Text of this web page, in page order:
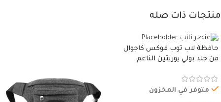
منتجات ذات صله
حافظة لاب توب فوكس كاجوال
من جلد بولي يوريثين الناعم
وسوستة.
متوفر في المخزون